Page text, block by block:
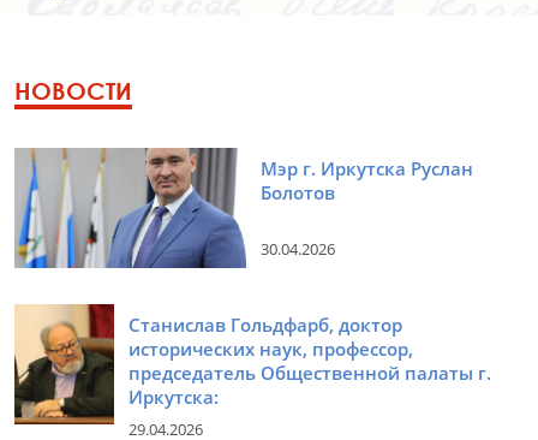
НОВОСТИ
Мэр г. Иркутска Руслан
Болотов
30.04.2026
Станислав Гольдфарб, доктор
исторических наук, профессор,
председатель Общественной палаты г.
Иркутска:
29.04.2026